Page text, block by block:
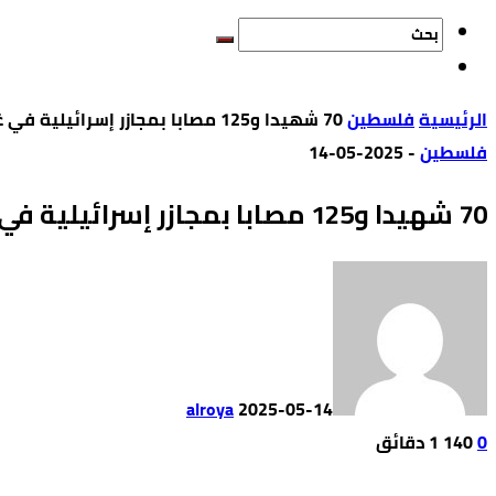
‫الرئيسية‬فلسطين70 شهيدا و125 مصابا بمجازر إسرائيلية في غزة
فلسطين-
2025-05-14
70 شهيدا و125 مصابا بمجازر إسرائيلية في غزة
alroya2025-05-14
0
140 1 ‫دقائق‬